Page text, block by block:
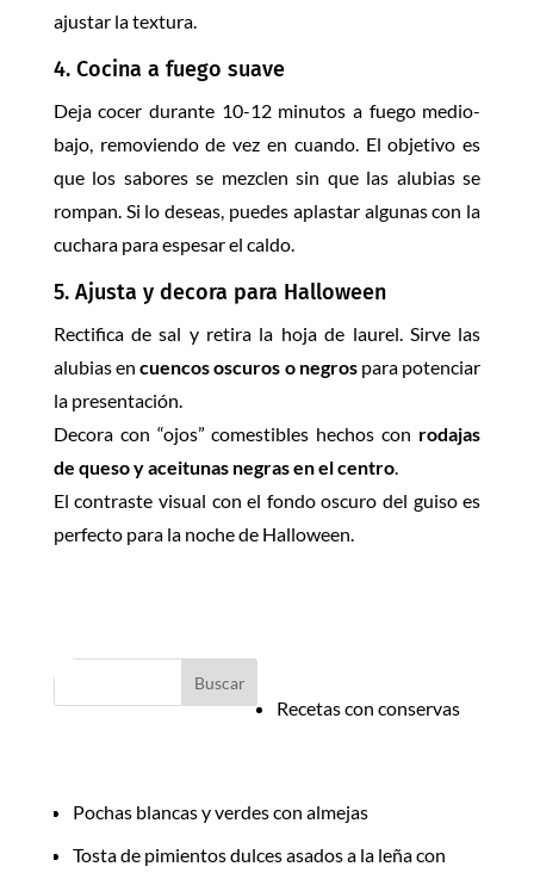
ajustar la textura.
4. Cocina a fuego suave
Deja cocer durante 10-12 minutos a fuego medio-
bajo, removiendo de vez en cuando. El objetivo es
que los sabores se mezclen sin que las alubias se
rompan. Si lo deseas, puedes aplastar algunas con la
cuchara para espesar el caldo.
5. Ajusta y decora para Halloween
Rectifica de sal y retira la hoja de laurel. Sirve las
alubias encuencos oscuros o negrospara potenciar
la presentación.
Decora con “ojos” comestibles hechos con rodajas
de queso y aceitunas negras en el centro.
El contraste visual con el fondo oscuro del guiso es
perfecto para la noche de Halloween.
Recetas con conservas
Pochas blancas y verdes con almejas
Tosta de pimientos dulces asados a la leña con